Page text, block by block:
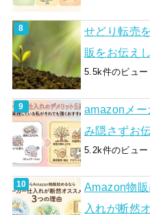
せどり転売
販をお伝え
5.5k件のビュー
amazonメー
み隠さずお
5.2k件のビュー
Amazon物
入れが断然